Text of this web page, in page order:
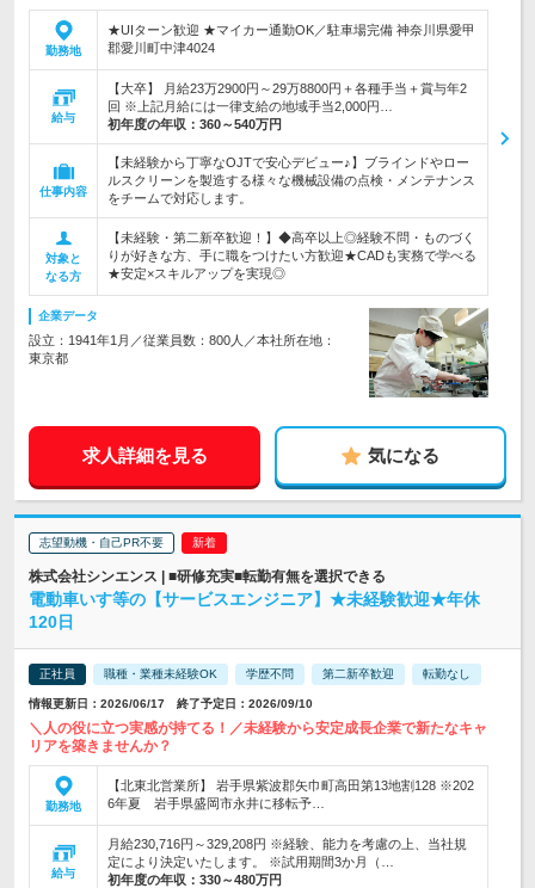
勤務地
★UIターン歓迎 ★マイカー通勤OK／駐車場完備 神奈川県愛甲
郡愛川町中津4024
給与
【大卒】 月給23万2900円～29万8800円＋各種手当＋賞与年2
回 ※上記月給には一律支給の地域手当2,000円…
初年度の年収： 360～540万円
仕事内容
【未経験から丁寧なOJTで安心デビュー♪】ブラインドやロー
ルスクリーンを製造する様々な機械設備の点検・メンテナンス
をチームで対応します。
対象と
なる方
【未経験・第二新卒歓迎！】◆高卒以上◎経験不問・ものづく
りが好きな方、手に職をつけたい方歓迎★CADも実務で学べる
★安定×スキルアップを実現◎
企業データ
設立：1941年1月／従業員数：800人／本社所在地：
東京都
求人詳細を見る 気になる
志望動機・自己PR不要
株式会社シンエンス | ■研修充実■転勤有無を選択できる
電動車いす等の【サービスエンジニア】★未経験歓迎★年休
120日
正社員 職種・業種未経験OK 学歴不問 第二新卒歓迎 転勤なし
情報更新日：2026/06/17 終了予定日：2026/09/10
＼人の役に立つ実感が持てる！／未経験から安定成長企業で新たなキャ
リアを築きませんか？
勤務地
【北東北営業所】 岩手県紫波郡矢巾町高田第13地割128 ※202
6年夏 岩手県盛岡市永井に移転予…
給与
月給230,716円～329,208円 ※経験、能力を考慮の上、当社規
定により決定いたします。 ※試用期間3か月（…
初年度の年収： 330～480万円